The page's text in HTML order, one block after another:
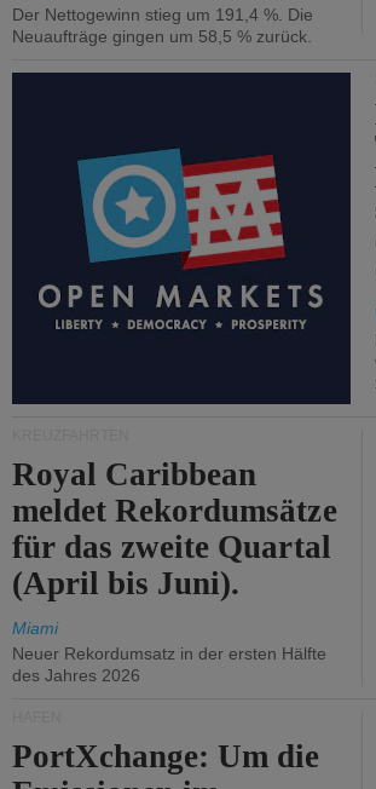
Der Nettogewinn stieg um 191,4 %. Die
Neuaufträge gingen um 58,5 % zurück.
Royal Caribbean
meldet Rekordumsätze
für das zweite Quartal
(April bis Juni).
Miami
Neuer Rekordumsatz in der ersten Hälfte
des Jahres 2026
PortXchange: Um die